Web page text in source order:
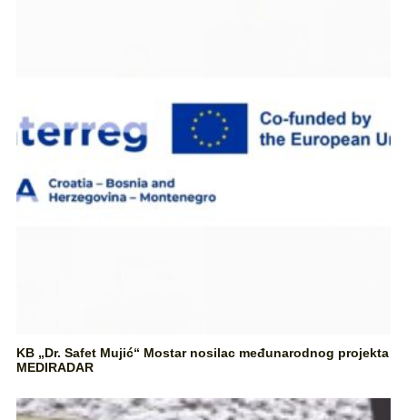
KB „Dr. Safet Mujić“ Mostar nosilac međunarodnog projekta
MEDIRADAR